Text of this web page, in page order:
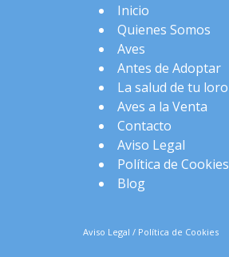
Inicio
Quienes Somos
Aves
Antes de Adoptar
La salud de tu loro
Aves a la Venta
Contacto
Aviso Legal
Política de Cookies
Blog
Aviso Legal / Política de Cookies